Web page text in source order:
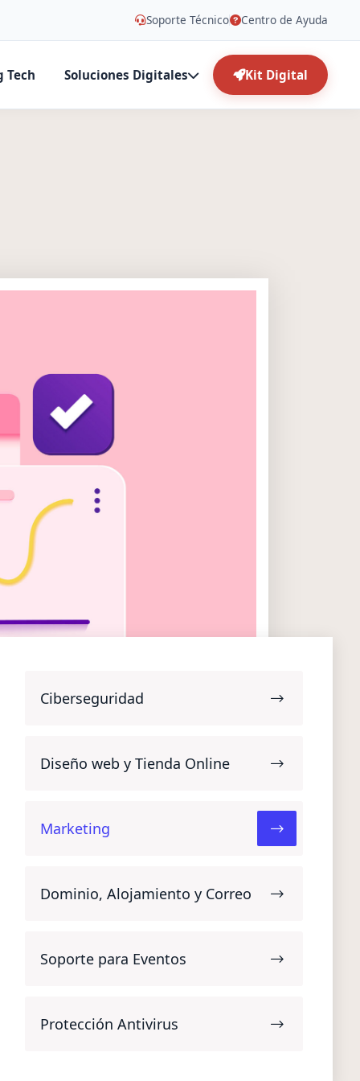
Soporte Técnico Centro de Ayuda
Tech Soluciones Digitales Kit Digital
Ciberseguridad
Diseño web y Tienda Online
Marketing
Dominio, Alojamiento y Correo
Soporte para Eventos
Protección Antivirus